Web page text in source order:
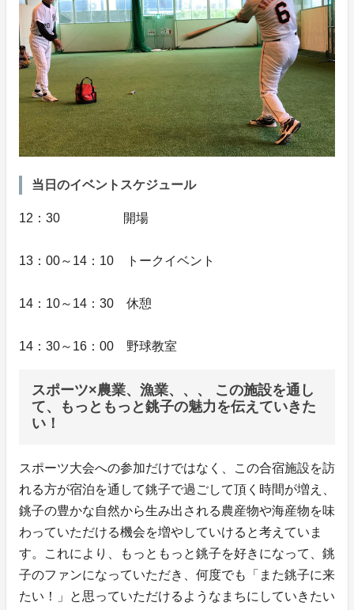
当日のイベントスケジュール
12：30 開場
13：00～14：10 トークイベント
14：10～14：30 休憩
14：30～16：00 野球教室
スポーツ×農業、漁業、、、 この施設を通し
て、もっともっと銚子の魅力を伝えていきた
い！
スポーツ大会への参加だけではなく、この合宿施設を訪
れる方が宿泊を通して銚子で過ごして頂く時間が増え、
銚子の豊かな自然から生み出される農産物や海産物を味
わっていただける機会を増やしていけると考えていま
す。これにより、もっともっと銚子を好きになって、銚
子のファンになっていただき、何度でも「また銚子に来
たい！」と思っていただけるようなまちにしていきたい